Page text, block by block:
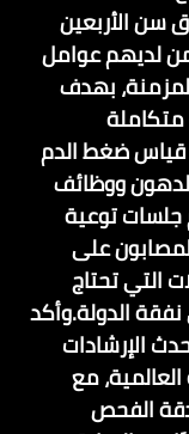
سن الأربعين
من سن 18 عامًا ممن لديهم عوامل
بهدف
متكاملة
قياس ضغط الدم
ووظائف
توعية
على
التي تحتاج
الدولة.وأكد
الإرشادات
مع
الفحص